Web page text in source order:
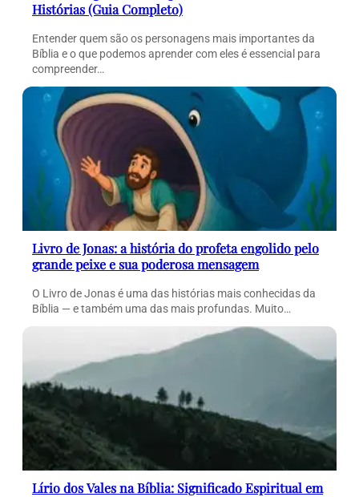
Histórias (Guia Completo)
Entender quem são os personagens mais importantes da
Bíblia e o que podemos aprender com eles é essencial para
compreender…
Livro de Jonas: a história do profeta engolido pelo
grande peixe e sua poderosa mensagem
O Livro de Jonas é uma das histórias mais conhecidas da
Bíblia — e também uma das mais profundas. Muito…
Lírio dos Vales na Bíblia: Significado Espiritual em